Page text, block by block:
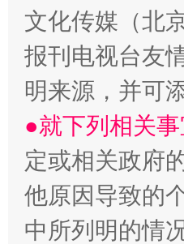
文化传媒（北
报刊电视台友
明来源，并可
●就下列相关
定或相关政府
他原因导致的
中所列明的情